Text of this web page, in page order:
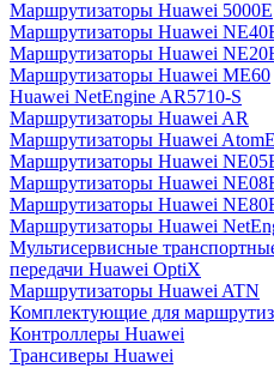
Маршрутизаторы Huawei 5000E
Маршрутизаторы Huawei
Маршрутизаторы Huawei
Маршрутизаторы Huawei ME60
Huawei NetEngine AR5710-S
Маршрутизаторы Huawei AR
Маршрутизаторы Huawei
Маршрутизаторы Huawei
Маршрутизаторы Huawei
Маршрутизаторы Huawei
Маршрутизаторы Huawei
Мультисервисные
передачи Huawei OptiX
Маршрутизаторы Huawei ATN
Комплектующие для
Контроллеры Huawei
Трансиверы Huawei